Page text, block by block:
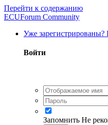
Перейти к содержанию
ECUForum Community
Уже зарегистрированы?
Войти
Запомнить Не